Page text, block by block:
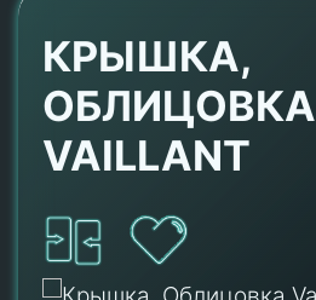
КРЫШКА,
ОБЛИЦОВКА
VAILLANT